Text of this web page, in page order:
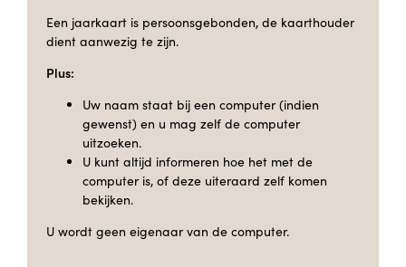
Een jaarkaart is persoonsgebonden, de kaarthouder
dient aanwezig te zijn.
Plus:
Uw naam staat bij een computer (indien
gewenst) en u mag zelf de computer
uitzoeken.
U kunt altijd informeren hoe het met de
computer is, of deze uiteraard zelf komen
bekijken.
U wordt geen eigenaar van de computer.